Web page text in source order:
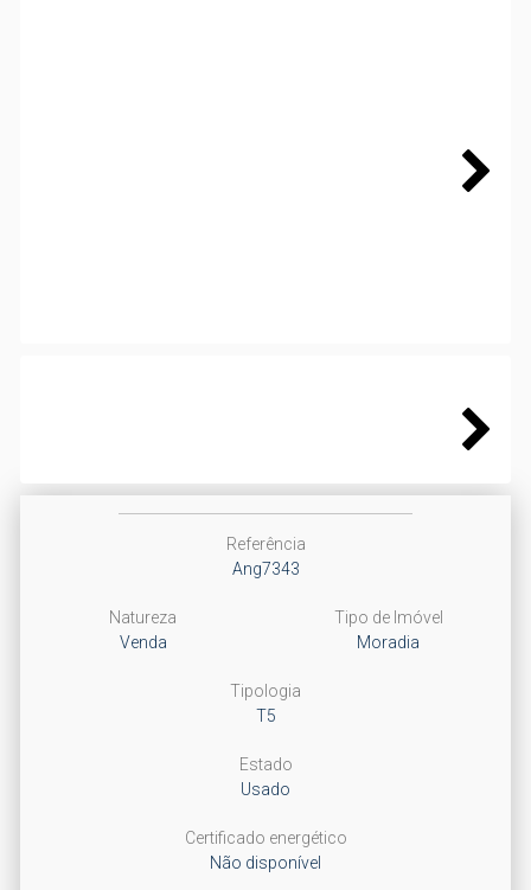
Referência
Ang7343
Natureza
Venda
Tipo de Imóvel
Moradia
Tipologia
T5
Estado
Usado
Certificado energético
Não disponível